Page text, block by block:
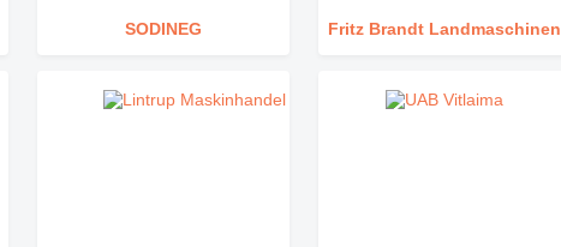
SODINEG Fritz Brandt Landmaschinen